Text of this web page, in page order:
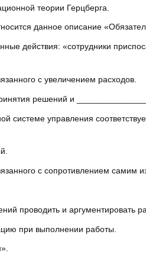
теории Герцберга.
данное описание
действия: «сотрудники
с увеличением расходов.
решений и
системе управления
с сопротивлением самим
проводить и аргументировать
при выполнении работы.